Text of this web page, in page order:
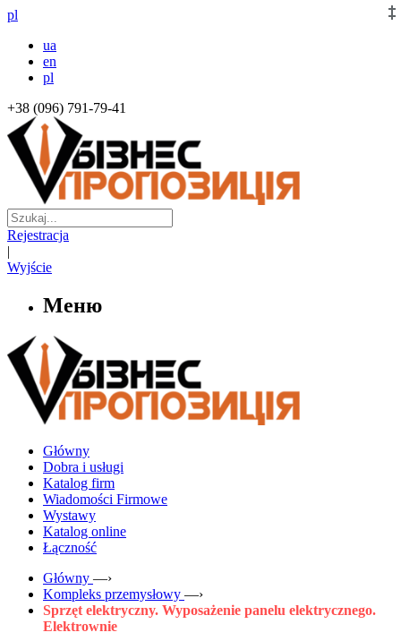
pl
ua
en
pl
+38 (096) 791-79-41
Rejestracja
|
Wyjście
Меню
Główny
Dobra i usługi
Katalog firm
Wiadomości Firmowe
Wystawy
Katalog online
Łączność
Główny —›
Kompleks przemysłowy —›
Sprzęt elektryczny. Wyposażenie panelu elektrycznego.
Elektrownie